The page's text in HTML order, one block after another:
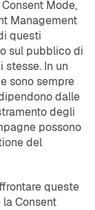
Mode,
Management
questi
sul pubblico di
stesse. In un
sono sempre
dalle
degli
possono
del
queste
Consent